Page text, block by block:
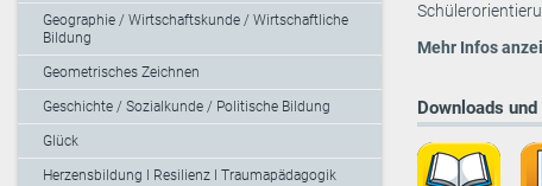
Geographie / Wirtschaftskunde / Wirtschaftliche
Bildung
Geometrisches Zeichnen
Geschichte / Sozialkunde / Politische Bildung
Glück
Herzensbildung I Resilienz I Traumapädagogik
Mehr Infos
Downloads